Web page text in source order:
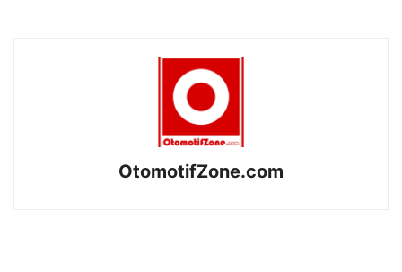
OtomotifZone.com